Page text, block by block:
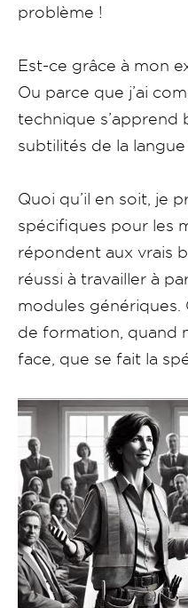
problème !
Est-ce grâce à mon
Ou parce que j’ai
technique s’apprend
subtilités de la langue
Quoi qu’il en soit, je
spécifiques pour les
répondent aux vrais
réussi à travailler à
modules génériques.
de formation, quand
face, que se fait la